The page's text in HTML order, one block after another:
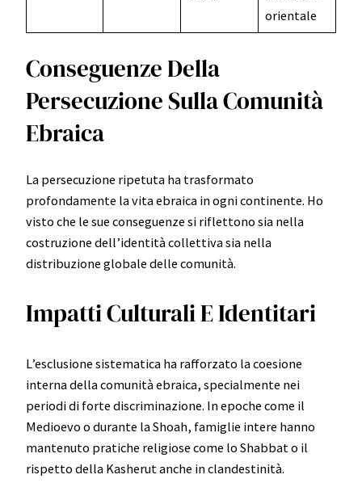
orientale
Conseguenze Della
Persecuzione Sulla Comunità
Ebraica
La persecuzione ripetuta ha trasformato
profondamente la vita ebraica in ogni continente. Ho
visto che le sue conseguenze si riflettono sia nella
costruzione dell’identità collettiva sia nella
distribuzione globale delle comunità.
Impatti Culturali E Identitari
L’esclusione sistematica ha rafforzato la coesione
interna della comunità ebraica, specialmente nei
periodi di forte discriminazione. In epoche come il
Medioevo o durante la Shoah, famiglie intere hanno
mantenuto pratiche religiose come lo Shabbat o il
rispetto della Kasherut anche in clandestinità.